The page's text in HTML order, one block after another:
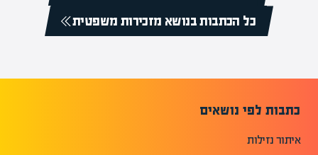
כל הכתבות בנושא מזכירות משפטית
כתבות לפי נושאים
איתור נזילות